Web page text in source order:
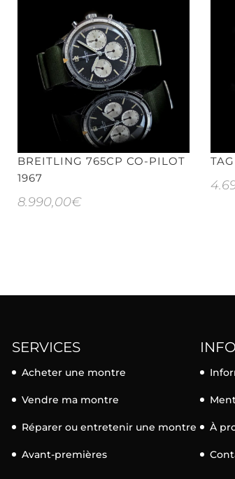
BREITLING 765CP CO-PILOT
1967
8.990,00€
SERVICES
Acheter une montre
Vendre ma montre
Réparer ou entretenir une montre
Avant-premières
À